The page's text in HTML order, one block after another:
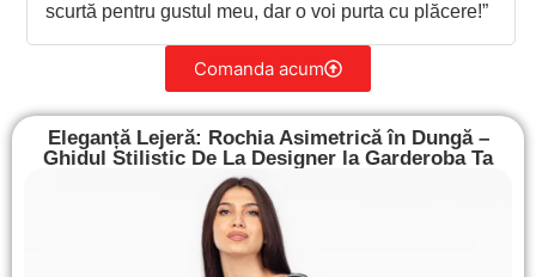
scurtă pentru gustul meu, dar o voi purta cu plăcere!”
Comanda acum
Eleganță Lejeră: Rochia Asimetrică în Dungă –
Ghidul Stilistic De La Designer la Garderoba Ta